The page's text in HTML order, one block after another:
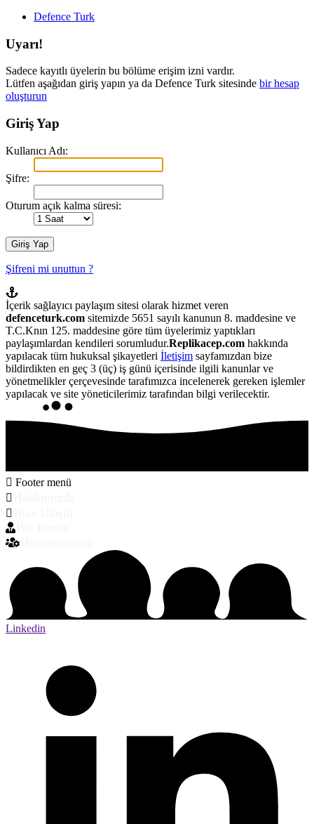
Defence Turk
Uyarı!
Sadece kayıtlı üyelerin bu bölüme erişim izni vardır.
Lütfen aşağıdan giriş yapın ya da Defence Turk sitesinde bir hesap
oluşturun
Giriş Yap
Kullanıcı Adı:
Şifre:
Oturum açık kalma süresi:
Şifreni mi unuttun ?
İçerik sağlayıcı paylaşım sitesi olarak hizmet veren
defenceturk.com sitemizde 5651 sayılı kanunun 8. maddesine ve
T.C.Knın 125. maddesine göre tüm üyelerimiz yaptıkları
paylaşımlardan kendileri sorumludur.Replikacep.com hakkında
yapılacak tüm hukuksal şikayetleri İletişim sayfamızdan bize
bildirdikten en geç 3 (üç) iş günü içerisinde ilgili kanunlar ve
yönetmelikler çerçevesinde tarafımızca incelenerek gereken işlemler
yapılacak ve site yöneticilerimiz tarafından bilgi verilecektir.
Footer menü
Linkedin